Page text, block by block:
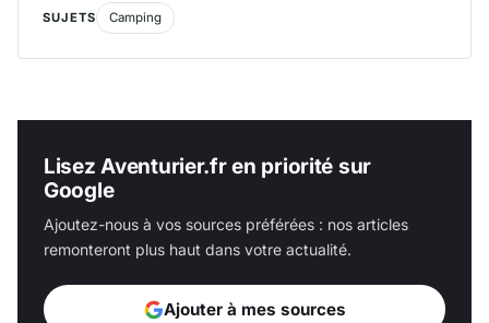
SUJETS Camping
Lisez Aventurier.fr en priorité sur
Google
Ajoutez-nous à vos sources préférées : nos articles
remonteront plus haut dans votre actualité.
Ajouter à mes sources